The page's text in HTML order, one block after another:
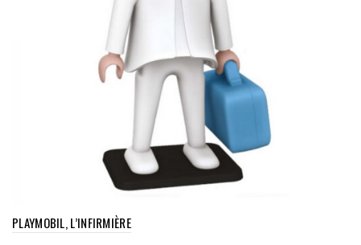
PLAYMOBIL, L’INFIRMIÈRE